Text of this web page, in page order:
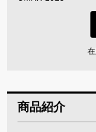
商品紹介